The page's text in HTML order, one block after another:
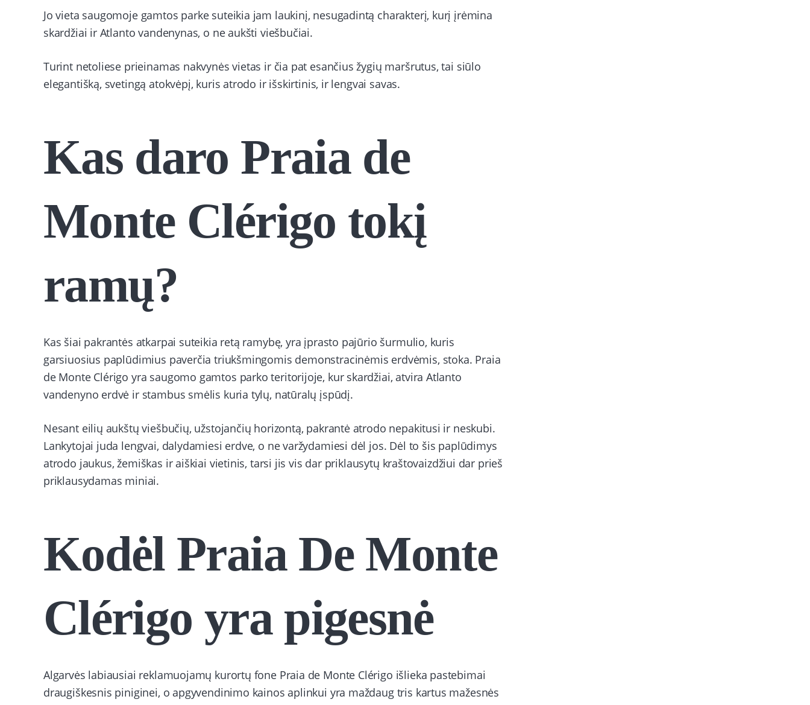
Jo vieta saugomoje gamtos parke suteikia jam laukinį, nesugadintą charakterį, kurį įrėmina
skardžiai ir Atlanto vandenynas, o ne aukšti viešbučiai.
Turint netoliese prieinamas nakvynės vietas ir čia pat esančius žygių maršrutus, tai siūlo
elegantišką, svetingą atokvėpį, kuris atrodo ir išskirtinis, ir lengvai savas.
Kas daro Praia de
Monte Clérigo tokį
ramų?
Kas šiai pakrantės atkarpai suteikia retą ramybę, yra įprasto pajūrio šurmulio, kuris
garsiuosius paplūdimius paverčia triukšmingomis demonstracinėmis erdvėmis, stoka. Praia
de Monte Clérigo yra saugomo gamtos parko teritorijoje, kur skardžiai, atvira Atlanto
vandenyno erdvė ir stambus smėlis kuria tylų, natūralų įspūdį.
Nesant eilių aukštų viešbučių, užstojančių horizontą, pakrantė atrodo nepakitusi ir neskubi.
Lankytojai juda lengvai, dalydamiesi erdve, o ne varžydamiesi dėl jos. Dėl to šis paplūdimys
atrodo jaukus, žemiškas ir aiškiai vietinis, tarsi jis vis dar priklausytų kraštovaizdžiui dar prieš
priklausydamas miniai.
Kodėl Praia De Monte
Clérigo yra pigesnė
Algarvės labiausiai reklamuojamų kurortų fone Praia de Monte Clérigo išlieka pastebimai
draugiškesnis piniginei, o apgyvendinimo kainos aplinkui yra maždaug tris kartus mažesnės